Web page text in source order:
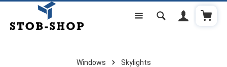
Skip to main content
Windows Skylights